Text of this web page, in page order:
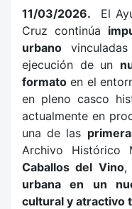
11/03/2026. El
Cruz continúa
urbano
ejecución de un
formato en el
en pleno casco
actualmente en
una de las
Archivo Histórico
Caballos del Vino
urbana en un
cultural y atractivo